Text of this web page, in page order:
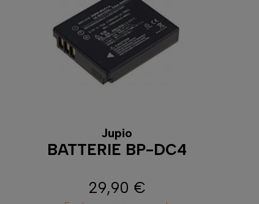
Jupio
BATTERIE BP-DC4
Prix
29,90 €